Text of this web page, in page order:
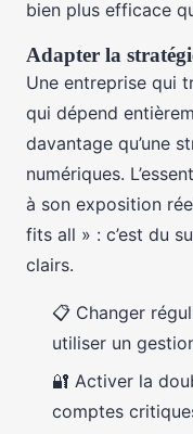
bien plus efficace
Adapter la
Une entreprise qui
qui dépend
davantage qu’une
numériques.
à son exposition
fits all » : c’est du
clairs.
📋 Changer
utiliser un
🔐 Activer la
comptes